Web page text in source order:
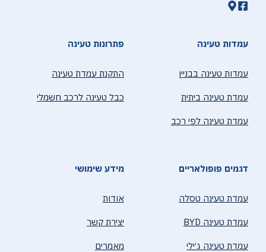
עמדות טעינה
עמדות טעינה בבניין
עמדת טעינה ביתית
עמדת טעינה לפי רכב
פתרונות טעינה
התקנת עמדת טעינה
כבל טעינה לרכב חשמלי
דגמים פופולאריים
עמדת טעינה טסלה
עמדת טעינה BYD
עמדת טעינה ג׳ילי
מידע שימושי
אודות
יצירת קשר
מאמרים